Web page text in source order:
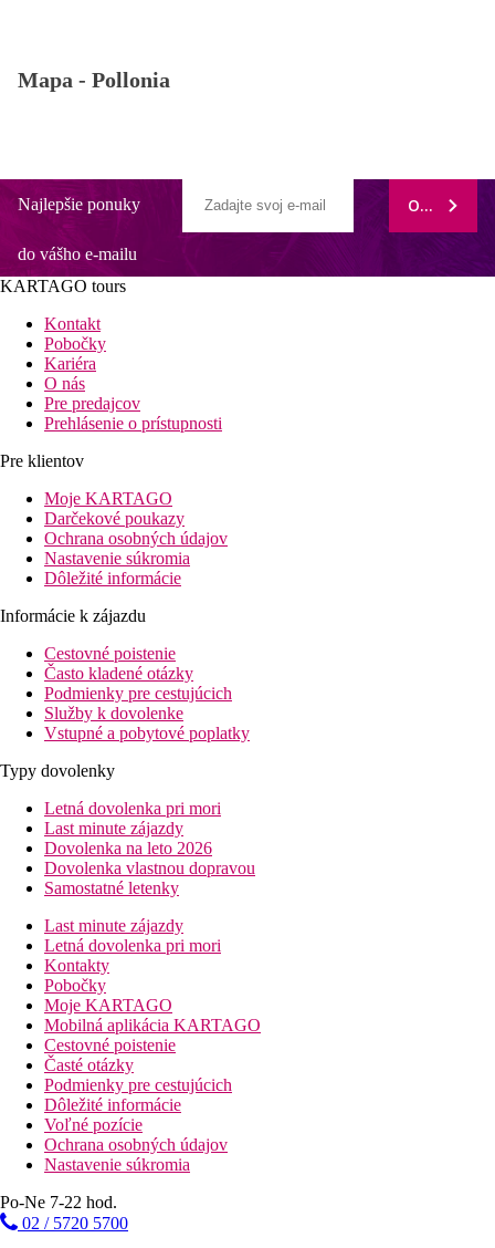
Mapa - Pollonia
Najlepšie ponuky
do vášho e-mailu
ODOBERAŤ
KARTAGO tours
Kontakt
Pobočky
Kariéra
O nás
Pre predajcov
Prehlásenie o prístupnosti
Pre klientov
Moje KARTAGO
Darčekové poukazy
Ochrana osobných údajov
Nastavenie súkromia
Dôležité informácie
Informácie k zájazdu
Cestovné poistenie
Často kladené otázky
Podmienky pre cestujúcich
Služby k dovolenke
Vstupné a pobytové poplatky
Typy dovolenky
Letná dovolenka pri mori
Last minute zájazdy
Dovolenka na leto 2026
Dovolenka vlastnou dopravou
Samostatné letenky
Last minute zájazdy
Letná dovolenka pri mori
Kontakty
Pobočky
Moje KARTAGO
Mobilná aplikácia KARTAGO
Cestovné poistenie
Časté otázky
Podmienky pre cestujúcich
Dôležité informácie
Voľné pozície
Ochrana osobných údajov
Nastavenie súkromia
Po-Ne 7-22 hod.
02 / 5720 5700